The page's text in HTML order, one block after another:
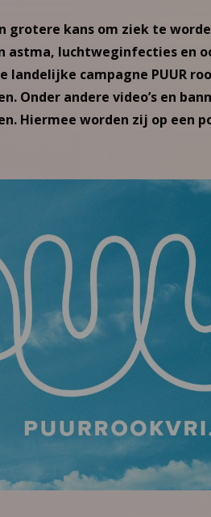
grotere kans om ziek te
astma, luchtweginfecties en
landelijke campagne PUUR
Onder andere video’s en
Hiermee worden zij op een